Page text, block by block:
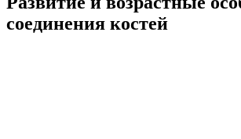
соединения костей